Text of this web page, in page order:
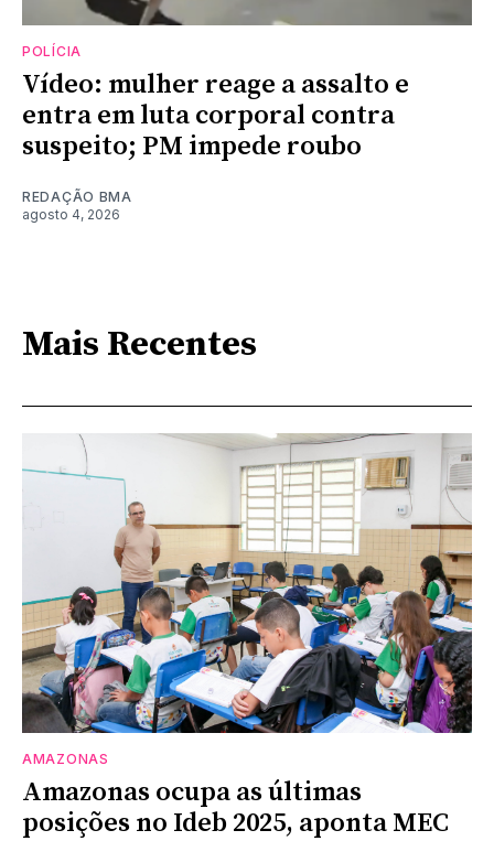
POLÍCIA
Vídeo: mulher reage a assalto e
entra em luta corporal contra
suspeito; PM impede roubo
REDAÇÃO BMA
agosto 4, 2026
Mais Recentes
AMAZONAS
Amazonas ocupa as últimas
posições no Ideb 2025, aponta MEC